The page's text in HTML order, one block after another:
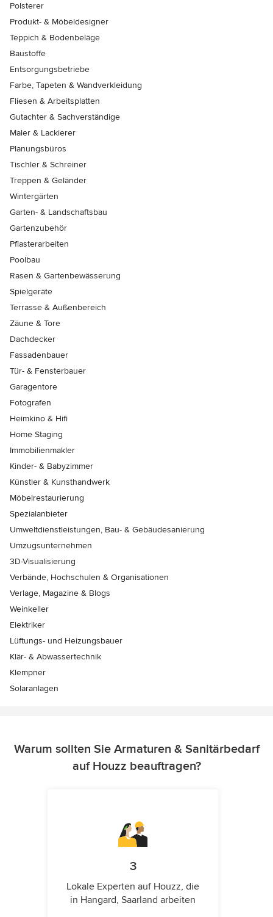
Polsterer
Produkt- & Möbeldesigner
Teppich & Bodenbeläge
Baustoffe
Entsorgungsbetriebe
Farbe, Tapeten & Wandverkleidung
Fliesen & Arbeitsplatten
Gutachter & Sachverständige
Maler & Lackierer
Planungsbüros
Tischler & Schreiner
Treppen & Geländer
Wintergärten
Garten- & Landschaftsbau
Gartenzubehör
Pflasterarbeiten
Poolbau
Rasen & Gartenbewässerung
Spielgeräte
Terrasse & Außenbereich
Zäune & Tore
Dachdecker
Fassadenbauer
Tür- & Fensterbauer
Garagentore
Fotografen
Heimkino & Hifi
Home Staging
Immobilienmakler
Kinder- & Babyzimmer
Künstler & Kunsthandwerk
Möbelrestaurierung
Spezialanbieter
Umweltdienstleistungen, Bau- & Gebäudesanierung
Umzugsunternehmen
3D-Visualisierung
Verbände, Hochschulen & Organisationen
Verlage, Magazine & Blogs
Weinkeller
Elektriker
Lüftungs- und Heizungsbauer
Klär- & Abwassertechnik
Klempner
Solaranlagen
Warum sollten Sie Armaturen & Sanitärbedarf
auf Houzz beauftragen?
3
Lokale Experten auf Houzz, die
in Hangard, Saarland arbeiten